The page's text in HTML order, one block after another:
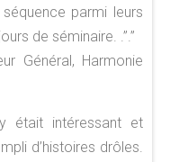
parmi leurs
de séminaire. .”.”
Général, Harmonie
était intéressant et
d’histoires drôles.